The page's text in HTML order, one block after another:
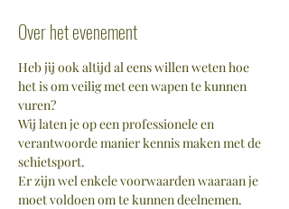
Over het evenement
Heb jij ook altijd al eens willen weten hoe
het is om veilig met een wapen te kunnen
vuren?
Wij laten je op een professionele en
verantwoorde manier kennis maken met de
schietsport.
Er zijn wel enkele voorwaarden waaraan je
moet voldoen om te kunnen deelnemen.